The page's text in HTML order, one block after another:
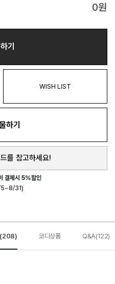
0원
기
WISH LIST
하기
를 참고하세요!
결제시 5%할인
5~8/31)
(208) 코디상품 Q&A(122)